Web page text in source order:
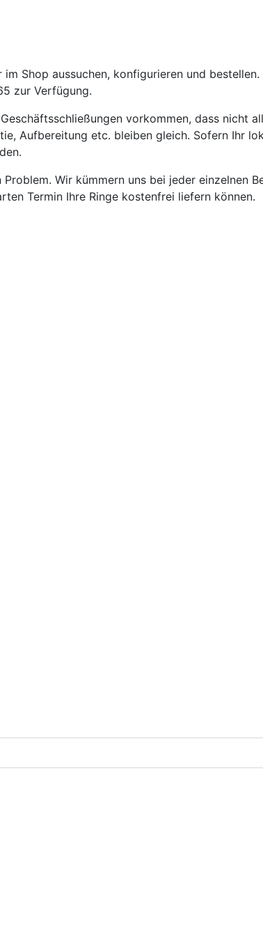
Shop aussuchen, konfigurieren und
zur Verfügung.
vorkommen, dass nicht
Aufbereitung etc. bleiben gleich. Sofern Ihr
Wir kümmern uns bei jeder einzelnen
Termin Ihre Ringe kostenfrei liefern können.